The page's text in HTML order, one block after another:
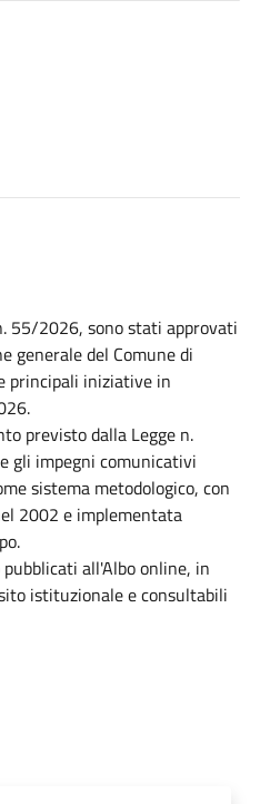
55/2026, sono stati approvati
generale del Comune di
principali iniziative in
previsto dalla Legge n.
gli impegni comunicativi
sistema metodologico, con
2002 e implementata
all'Albo online, in
istituzionale e consultabili